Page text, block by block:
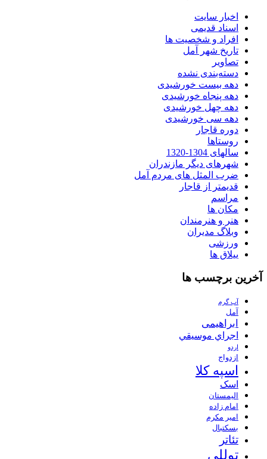
اخبار سایت
اسناد قدیمی
افراد و شخصیت ها
تاریخ شهر آمل
تصاویر
دسته‌بندی نشده
دهه بیست خورشیدی
دهه پنجاه خورشیدی
دهه چهل خورشیدی
دهه سی خورشیدی
دوره قاجار
روستاها
سالهای 1304-1320
شهرهای دیگر مازندران
ضرب المثل های مردم آمل
قدیمتر از قاجار
مراسم
مکان ها
هنر و هنرمندان
وبلاگ مدیران
ورزشی
ییلاق ها
آخرین برچسب ها
آب گرم
آمل
ابراهیمی
اجراي موسيقي
اردو
ازدواج
اسپه کلا
اسک
الیمستان
امام زاده
امیر مکرم
بسکتبال
تئاتر
توللی